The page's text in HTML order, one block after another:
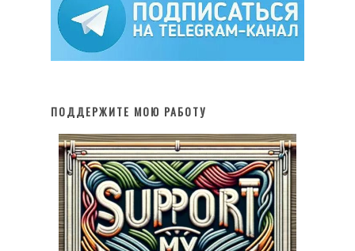
ПОДДЕРЖИТЕ МОЮ РАБОТУ